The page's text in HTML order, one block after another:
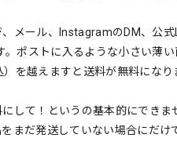
メール、InstagramのDM、公式
ポストに入るような小さい薄
を越えますと送料が無料になり
して！というの基本的にできま
まだ発送していない場合にだけ